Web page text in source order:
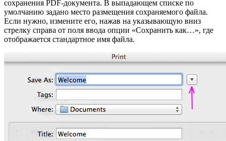
сохранения PDF-документа. В выпадающем списке по
умолчанию задано место размещения сохраняемого файла.
Если нужно, измените его, нажав на указывающую вниз
стрелку справа от поля ввода опции «Сохранить как…», где
отображается стандартное имя файла.